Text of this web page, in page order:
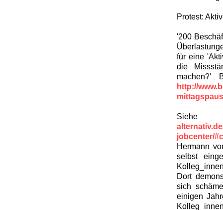
Protest:
'200
für eine
die
machen?'
http://
Siehe
jobcenter/
Hermann
selbst
Dort
sich
einigen